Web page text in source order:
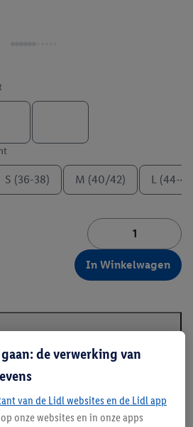
S (36-38) M (40/42) L (44-
In Winkelwagen
de verwerking van
van de Lidl websites en de Lidl app
onze websites en in onze apps